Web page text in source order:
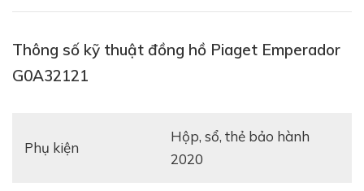
Thông số kỹ thuật đồng hồ Piaget Emperador
G0A32121
Phụ kiện
hộp, sổ, thẻ bảo hành
2020